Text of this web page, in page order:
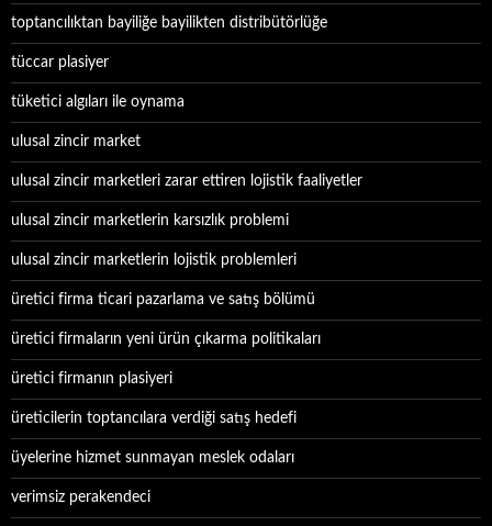
toptancılıktan bayiliğe bayilikten distribütörlüğe
tüccar plasiyer
tüketici algıları ile oynama
ulusal zincir market
ulusal zincir marketleri zarar ettiren lojistik faaliyetler
ulusal zincir marketlerin karsızlık problemi
ulusal zincir marketlerin lojistik problemleri
üretici firma ticari pazarlama ve satış bölümü
üretici firmaların yeni ürün çıkarma politikaları
üretici firmanın plasiyeri
üreticilerin toptancılara verdiği satış hedefi
üyelerine hizmet sunmayan meslek odaları
verimsiz perakendeci